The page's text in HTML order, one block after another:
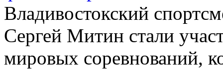
Владивостокский
Сергей Митин стали
мировых соревнований,